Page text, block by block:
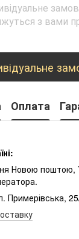
з вами
Оплата
Новою
Примерівська,